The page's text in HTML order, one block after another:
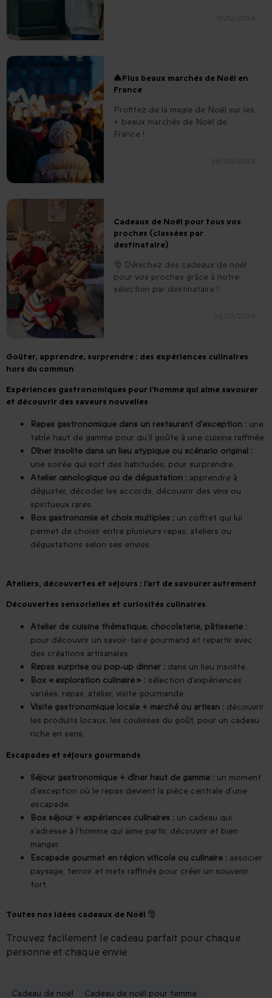
19/12/2024
🎄Plus beaux marchés de Noël en
France
Profitez de la magie de Noël sur les
+ beaux marchés de Noël de
France !
26/09/2024
Cadeaux de Noël pour tous vos
proches (classées par
destinataire)
🎅 Dénichez des cadeaux de noël
pour vos proches grâce à notre
sélection par destinataire !
09/10/2024
Goûter, apprendre, surprendre : des expériences culinaires
hors du commun
Expériences gastronomiques pour l’homme qui aime savourer
et découvrir des saveurs nouvelles
Repas gastronomique dans un restaurant d’exception : une
table haut de gamme pour qu’il goûte à une cuisine raffinée.
Dîner insolite dans un lieu atypique ou scénario original :
une soirée qui sort des habitudes, pour surprendre.
Atelier œnologique ou de dégustation : apprendre à
déguster, décoder les accords, découvrir des vins ou
spiritueux rares.
Box gastronomie et choix multiples : un coffret qui lui
permet de choisir entre plusieurs repas, ateliers ou
dégustations selon ses envies.
Ateliers, découvertes et séjours : l’art de savourer autrement
Découvertes sensorielles et curiosités culinaires
Atelier de cuisine thématique, chocolaterie, pâtisserie :
pour découvrir un savoir-faire gourmand et repartir avec
des créations artisanales.
Repas surprise ou pop‑up dinner : dans un lieu insolite.
Box « exploration culinaire » : sélection d’expériences
variées, repas, atelier, visite gourmande.
Visite gastronomique locale + marché ou artisan : découvrir
les produits locaux, les coulisses du goût, pour un cadeau
riche en sens.
Escapades et séjours gourmands
Séjour gastronomique + dîner haut de gamme : un moment
d’exception où le repas devient la pièce centrale d’une
escapade.
Box séjour + expériences culinaires : un cadeau qui
s’adresse à l’homme qui aime partir, découvrir et bien
manger.
Escapade gourmet en région viticole ou culinaire : associer
paysage, terroir et mets raffinés pour créer un souvenir
fort.
Toutes nos idées cadeaux de Noël 🎅
Trouvez facilement le cadeau parfait pour chaque
personne et chaque envie
Cadeau de noël Cadeau de noël pour femme